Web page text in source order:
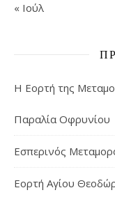
« Ιούλ
Η Εορτή της
Παραλία Οφρυνίου
Εσπερινός
Εορτή Αγίου